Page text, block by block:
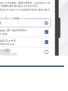
賞」 2位『呪
！「山本舞